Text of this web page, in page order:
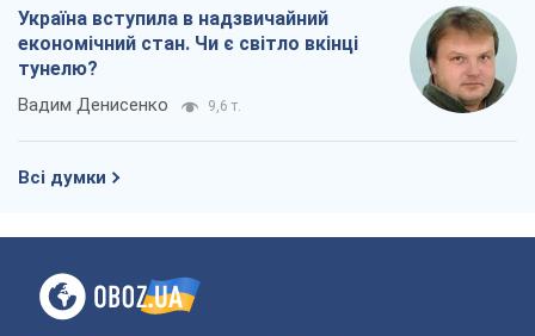
Україна вступила в надзвичайний
економічний стан. Чи є світло вкінці
тунелю?
Вадим Денисенко 9,6 т.
Всі думки